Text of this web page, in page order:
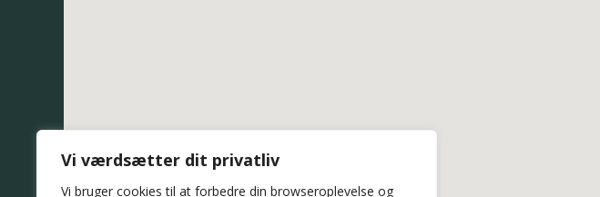
Vi værdsætter dit privatliv
Vi bruger cookies til at forbedre din browseroplevelse og